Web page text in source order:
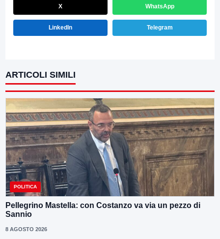
X WhatsApp
LinkedIn Telegram
ARTICOLI SIMILI
POLITICA
Pellegrino Mastella: con Costanzo va via un pezzo di
Sannio
8 AGOSTO 2026